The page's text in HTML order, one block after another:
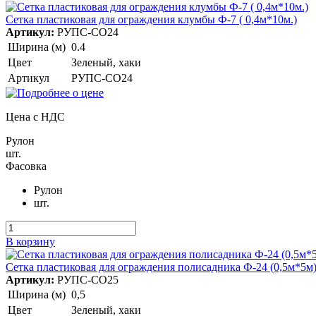
Сетка пластиковая для ограждения клумбы Ф-7 ( 0,4м*10м.)
Артикул: РУПС-СО24
Ширина (м) 0.4
Цвет
Зеленый, хаки
Артикул
РУПС-СО24
Цена с НДС
Рулон
шт.
Фасовка
Рулон
шт.
В корзину
Сетка пластиковая для ограждения полисадника Ф-24 (0,5м*5м)
Артикул: РУПС-СО25
Ширина (м) 0,5
Цвет
Зеленый, хаки